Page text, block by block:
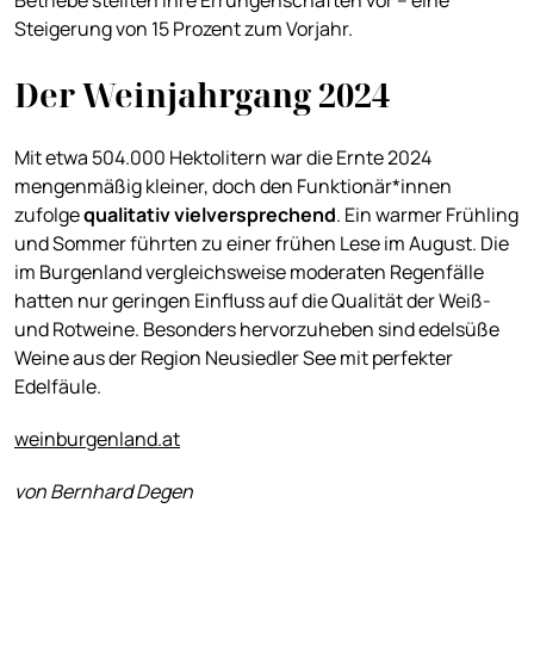
Steigerung von 15 Prozent zum Vorjahr.
Der Weinjahrgang 2024
Mit etwa 504.000 Hektolitern war die Ernte 2024
mengenmäßig kleiner, doch den Funktionär*innen
zufolgequalitativ vielversprechend. Ein warmer Frühling
und Sommer führten zu einer frühen Lese im August. Die
im Burgenland vergleichsweise moderaten Regenfälle
hatten nur geringen Einfluss auf die Qualität der Weiß-
und Rotweine. Besonders hervorzuheben sind edelsüße
Weine aus der Region Neusiedler See mit perfekter
Edelfäule.
weinburgenland.at
von Bernhard Degen